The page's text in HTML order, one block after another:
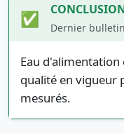
✅ Dernier
Eau
qualité en vigueur
mesurés.